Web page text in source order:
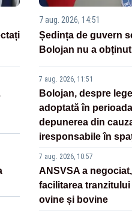
7 aug. 2026, 14:51
Ședința de guvern
Bolojan nu a
7 aug. 2026, 11:51
Bolojan, despre
adoptată în
depunerea din
iresponsabile în
7 aug. 2026, 10:57
ANSVSA a
facilitarea
ovine și bovine